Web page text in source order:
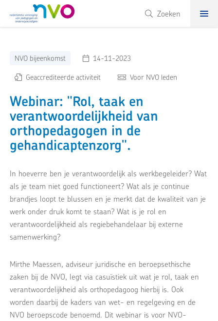
NVO Zoeken
NVO bijeenkomst
14-11-2023
Geaccrediteerde activiteit
Voor NVO leden
Webinar: "Rol, taak en
verantwoordelijkheid van
orthopedagogen in de
gehandicaptenzorg".
In hoeverre ben je verantwoordelijk als werkbegeleider? Wat
als je team niet goed functioneert? Wat als je continue
brandjes loopt te blussen en je merkt dat de kwaliteit van je
werk onder druk komt te staan? Wat is je rol en
verantwoordelijkheid als regiebehandelaar bij externe
samenwerking?
Mirthe Maessen, adviseur juridische en beroepsethische
zaken bij de NVO, legt via casuïstiek uit wat je rol, taak en
verantwoordelijkheid als orthopedagoog hierbij is. Ook
worden daarbij de kaders van wet- en regelgeving en de
NVO beroepscode benoemd. Dit webinar is voor NVO-